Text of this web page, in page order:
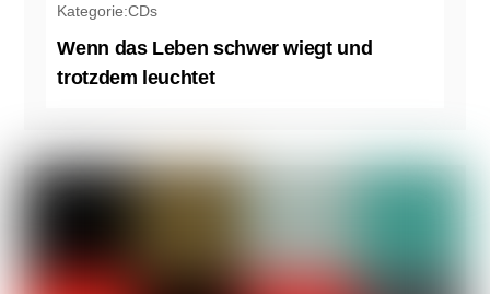
Kategorie:CDs
Wenn das Leben schwer wiegt und
trotzdem leuchtet